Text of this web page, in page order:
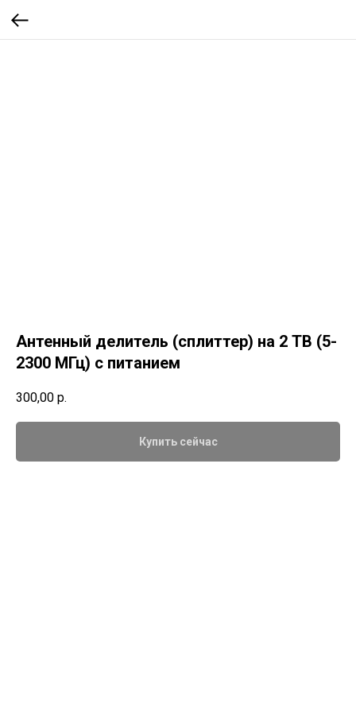
Антенный делитель (сплиттер) на 2 ТВ (5-
2300 МГц) с питанием
300,00 р.
Купить сейчас